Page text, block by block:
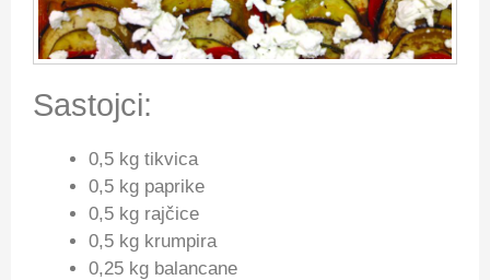
Sastojci:
0,5 kg tikvica
0,5 kg paprike
0,5 kg rajčice
0,5 kg krumpira
0,25 kg balancane